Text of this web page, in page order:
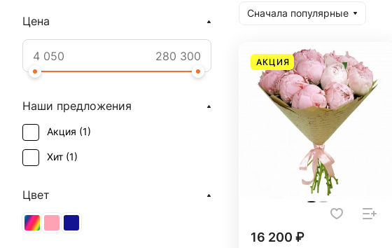
Сначала популярные
АКЦИЯ
16 200 ₽
Цена
Наши предложения
Акция (1)
Хит (1)
Цвет